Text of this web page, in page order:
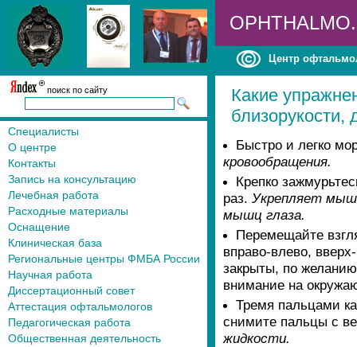
Центр
поиск по сайту
Специалисты
О центре
Контакты
Запись на консультацию
Лечебная работа
Расходные материалы
Оснащение
Клиническая база
Региональные центры ФМБА России
Научная работа
Диссертационный совет
Аттестация офтальмологов
Педагогическая работа
Общественная деятельность
Какие
близорукости,
Быстро и легко
кровообращения.
Крепко
раз. Укрепляет
мышц глаза.
Перемещайте
вправо-влево,
закрыты, по
внимание на
Тремя пальцами
снимите пальцы с
жидкости.